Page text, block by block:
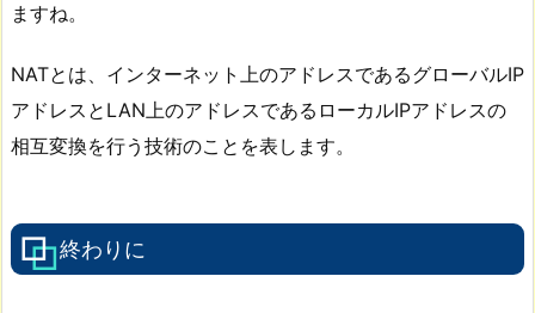
ますね。
NATとは、インターネット上のアドレスであるグローバルIP
アドレスとLAN上のアドレスであるローカルIPアドレスの
相互変換を行う技術のことを表します。
終わりに